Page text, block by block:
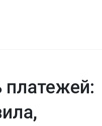
платежей: